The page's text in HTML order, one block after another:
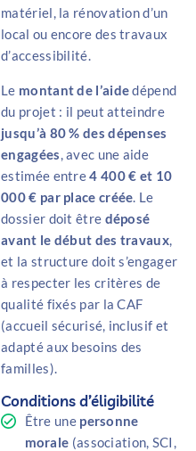
matériel, la rénovation d’un
local ou encore des travaux
d’accessibilité.
Le montant de l’aidedépend
du projet : il peut atteindre
jusqu’à 80 % des dépenses
engagées, avec une aide
estimée entre4 400 € et 10
000 € par place créée. Le
dossier doit être déposé
avant le début des travaux,
et la structure doit s’engager
à respecter les critères de
qualité fixés par la CAF
(accueil sécurisé, inclusif et
adapté aux besoins des
familles).
Conditions d’éligibilité
Être une personne
morale (association, SCI,